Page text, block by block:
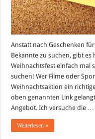
Anstatt nach Geschenken
Bekannte zu suchen, gibt
Weihnachtsfest einfach mal
suchen! Wer Filme oder
Weihnachtsaktion ein
oben genannten Link
Angebot. Ich versuche die …
Weiterlesen »